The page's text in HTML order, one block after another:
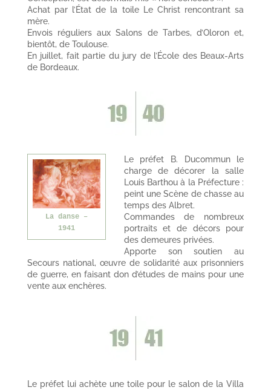
Achat par l’État de la toile Le Christ rencontrant sa
mère.
Envois réguliers aux Salons de Tarbes, d’Oloron et,
bientôt, de Toulouse.
En juillet, fait partie du jury de l’École des Beaux-Arts
de Bordeaux.
La danse –
1941
Le préfet B. Ducommun le
charge de décorer la salle
Louis Barthou à la Préfecture :
peint une Scène de chasse au
temps des Albret.
Commandes de nombreux
portraits et de décors pour
des demeures privées.
Apporte son soutien au
Secours national, œuvre de solidarité aux prisonniers
de guerre, en faisant don d’études de mains pour une
vente aux enchères.
Le préfet lui achète une toile pour le salon de la Villa